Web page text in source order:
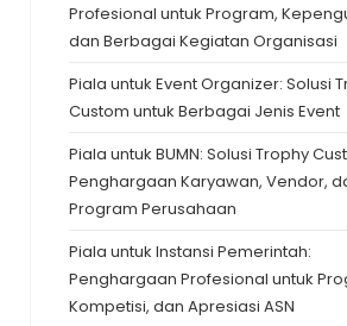
Profesional untuk Program,
dan Berbagai Kegiatan Organisasi
Piala untuk Event Organizer: Solusi
Custom untuk Berbagai Jenis Event
Piala untuk BUMN: Solusi Trophy
Penghargaan Karyawan, Vendor,
Program Perusahaan
Piala untuk Instansi Pemerintah:
Penghargaan Profesional untuk
Kompetisi, dan Apresiasi ASN